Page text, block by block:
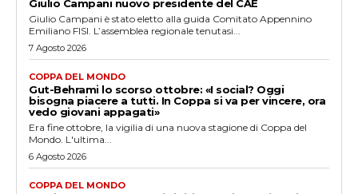
Giulio Campani nuovo presidente del CAE
Giulio Campani è stato eletto alla guida Comitato Appennino
Emiliano FISI. L’assemblea regionale tenutasi...
7 Agosto 2026
COPPA DEL MONDO
Gut-Behrami lo scorso ottobre: «I social? Oggi
bisogna piacere a tutti. In Coppa si va per vincere, ora
vedo giovani appagati»
Era fine ottobre, la vigilia di una nuova stagione di Coppa del
Mondo. L'ultima...
6 Agosto 2026
COPPA DEL MONDO